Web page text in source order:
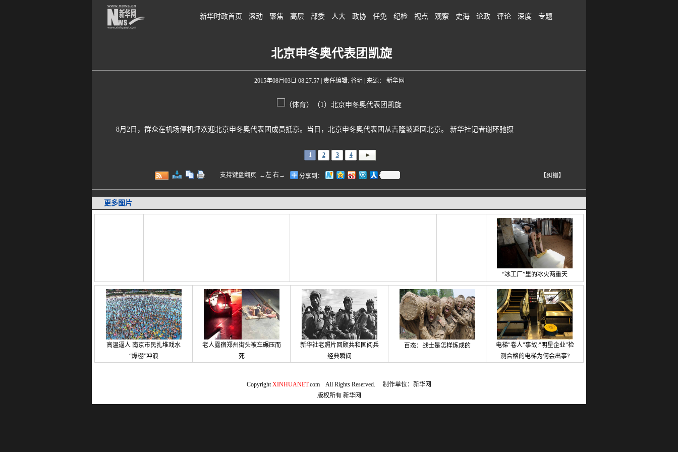
新华时政首页 滚动 聚焦 高层 部委 人大 政协 任免 纪检 视点 观察 史海 论政 评论 深度 专题
北京申冬奥代表团凯旋
2015年08月03日 08:27:57| 责任编辑: 谷玥 | 来源： 新华网
8月2日，群众在机场停机坪欢迎北京申冬奥代表团成员抵京。当日，北京申冬奥代表团从吉隆坡返回北京。 新华社记者谢环驰摄
1 2 3 4
支持键盘翻页 ←左 右→ 分享到： 【纠错】
更多图片
“冰工厂”里的冰火两重天
高温逼人 南京市民扎堆戏水
“爆棚”冲浪
老人露宿郑州街头被车碾压而
死
新华社老照片回顾共和国阅兵
经典瞬间
百态：战士是怎样炼成的
电梯"卷人"事故:"明星企业"检
测合格的电梯为何会出事?
CopyrightXINHUANET.com All Rights Reserved. 制作单位：新华网
版权所有新华网